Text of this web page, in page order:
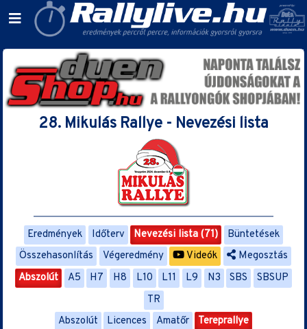
28. Mikulás Rallye - Nevezési lista
Eredmények Időterv Nevezési lista (71)
Büntetések
Összehasonlítás
Végeredmény Videók
Megosztás
Abszolút
A5 H7 H8 L10 L11 L9 N3 SBS
SBSUP
TR
Abszolút
Licences Amatőr Tereprallye